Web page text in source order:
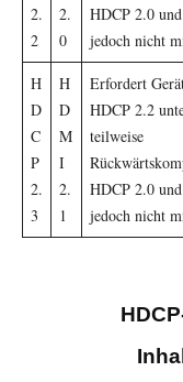
2.
2
2.
0
HDCP 2.0
jedoch nicht
H
D
C
P
2.
3
H
D
M
I
2.
1
Erfordert
HDCP 2.2
teilweise
HDCP 2.0
jedoch nicht